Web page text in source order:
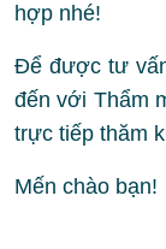
hợp nhé!
Để được tư
đến với Thẩm
trực tiếp thăm
Mến chào bạn!